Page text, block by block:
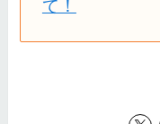
て！